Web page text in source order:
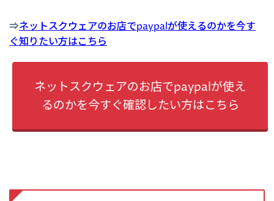
⇒ネットスクウェアのお店でpaypalが使えるのかを今す
ぐ知りたい方はこちら
ネットスクウェアのお店でpaypalが使え
るのかを今すぐ確認したい方はこちら